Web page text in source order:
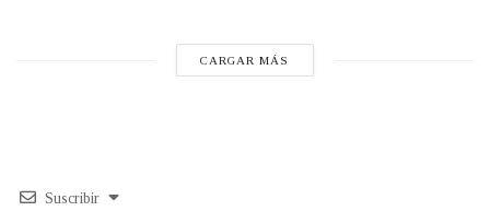
CARGAR MÁS
Suscribir